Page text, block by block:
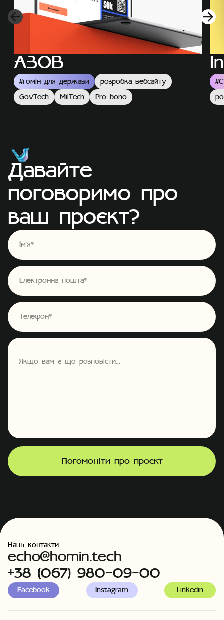
АЗОВ
#гомін для держави
розробка вебсайту
GovTech
MilTech Pro bono
#
Давайте
поговоримо про
ваш проєкт?
Погомоніти про проєкт
Наші контакти
echo@homin.tech
+38 (067) 980-09-00
Facebook Instagram Linkedin